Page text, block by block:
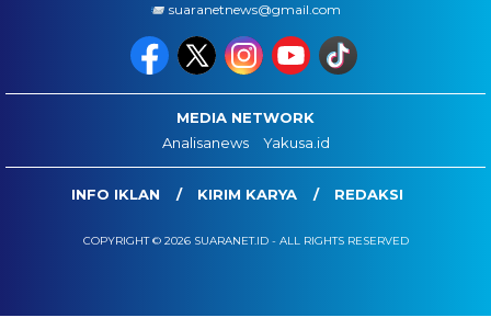
suaranetnews@gmail.com
MEDIA NETWORK
Analisanews
Yakusa.id
INFO IKLAN KIRIM KARYA REDAKSI
COPYRIGHT © 2026 SUARANET.ID - ALL RIGHTS RESERVED